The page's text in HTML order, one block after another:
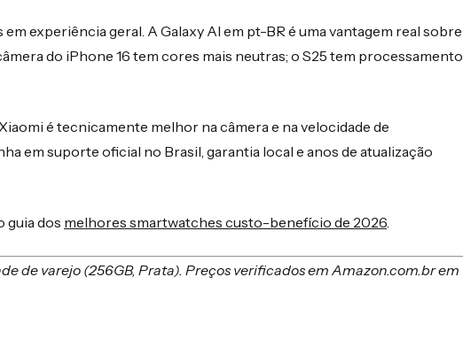
experiência geral. A Galaxy AI em pt-BR é uma vantagem real sobre
do iPhone 16 tem cores mais neutras; o S25 tem processamento
é tecnicamente melhor na câmera e na velocidade de
em suporte oficial no Brasil, garantia local e anos de atualização
guia dos melhores smartwatches custo-benefício de 2026.
de varejo (256GB, Prata). Preços verificados em Amazon.com.br em